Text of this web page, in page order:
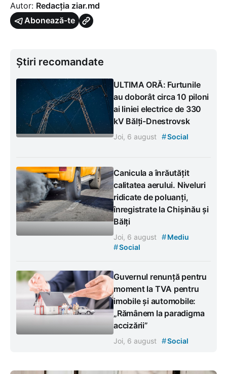
Autor: Redacția ziar.md
Abonează-te
Știri recomandate
ULTIMA ORĂ: Furtunile
au doborât circa 10 piloni
ai liniei electrice de 330
kV Bălți-Dnestrovsk
Joi, 6 august #Social
Canicula a înrăutățit
calitatea aerului. Niveluri
ridicate de poluanți,
înregistrate la Chișinău și
Bălți
Joi, 6 august #Mediu
#Social
Guvernul renunță pentru
moment la TVA pentru
imobile și automobile:
„Rămânem la paradigma
accizării”
Joi, 6 august #Social